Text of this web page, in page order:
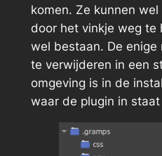
komen. Ze kunnen
door het vinkje weg te
wel bestaan. De enige
te verwijderen in een
omgeving is in de
waar de plugin in